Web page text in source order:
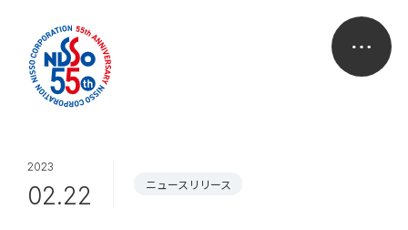
2023
02.22 ニュースリリース